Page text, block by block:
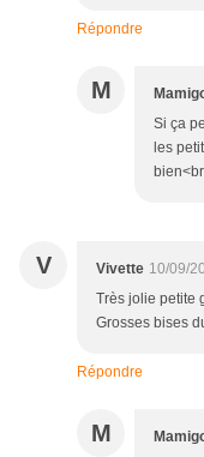
Répondre
M
Si ça
les
V Vivette 10/09/
Très jolie petite
Grosses bises
Répondre
M